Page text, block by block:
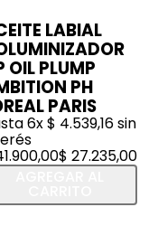
LABIAL
OIL PLUMP
PH
PARIS
6x$ 4.539,16sin
.900,00$ 27.235,00